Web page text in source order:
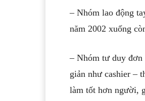
– Nhóm lao động
năm 2002 xuống
– Nhóm tư duy đơn
giản như cashier –
làm tốt hơn người,